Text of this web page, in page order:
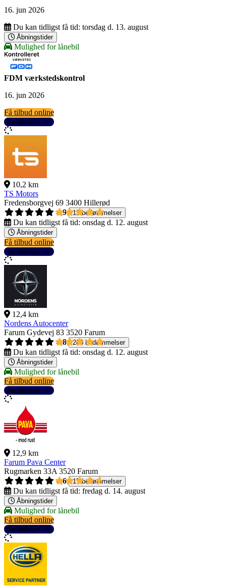
16. jun 2026
Du kan tidligst få tid: torsdag d. 13. august
Åbningstider
Mulighed for lånebil
FDM værkstedskontrol
16. jun 2026
Få tilbud online
Se detaljer
10,2 km
TS Motors
Fredensborgvej 69 3400 Hillerød
4,9
13 bedømmelser
Du kan tidligst få tid: onsdag d. 12. august
Åbningstider
Få tilbud online
Se detaljer
12,4 km
Nordens Autocenter
Farum Gydevej 83 3520 Farum
4,8
286 bedømmelser
Du kan tidligst få tid: onsdag d. 12. august
Åbningstider
Mulighed for lånebil
Få tilbud online
Se detaljer
12,9 km
Farum Pava Center
Rugmarken 33A 3520 Farum
4,6
17 bedømmelser
Du kan tidligst få tid: fredag d. 14. august
Åbningstider
Mulighed for lånebil
Få tilbud online
Se detaljer